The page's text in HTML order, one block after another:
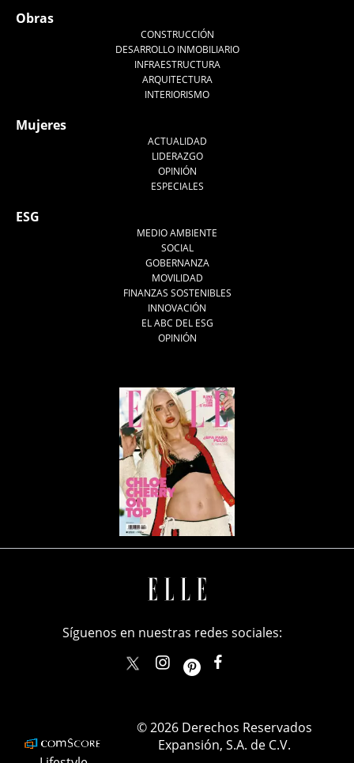
Obras
CONSTRUCCIÓN
DESARROLLO INMOBILIARIO
INFRAESTRUCTURA
ARQUITECTURA
INTERIORISMO
Mujeres
ACTUALIDAD
LIDERAZGO
OPINIÓN
ESPECIALES
ESG
MEDIO AMBIENTE
SOCIAL
GOBERNANZA
MOVILIDAD
FINANZAS SOSTENIBLES
INNOVACIÓN
EL ABC DEL ESG
OPINIÓN
Síguenos en nuestras redes sociales:
elle_mexicoellemexico
© 2026 Derechos Reservados
Expansión, S.A. de C.V.